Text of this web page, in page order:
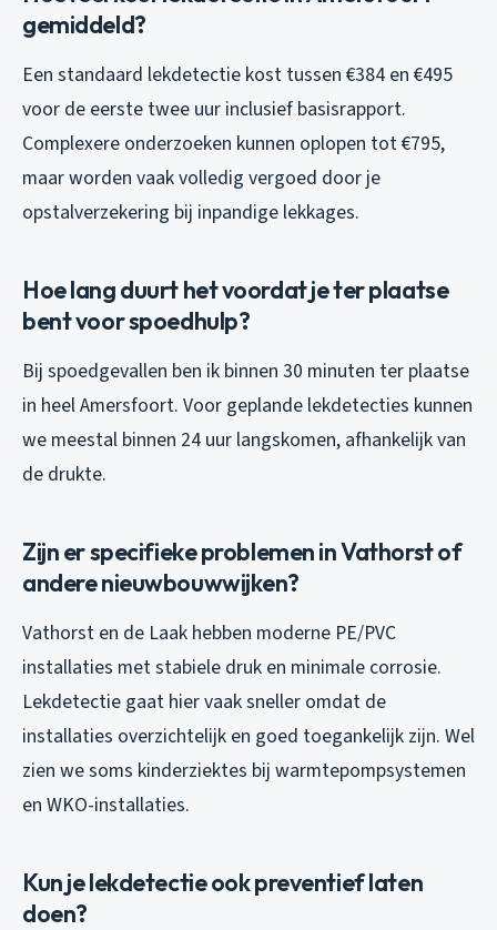
gemiddeld?
Een standaard lekdetectie kost tussen €384 en €495
voor de eerste twee uur inclusief basisrapport.
Complexere onderzoeken kunnen oplopen tot €795,
maar worden vaak volledig vergoed door je
opstalverzekering bij inpandige lekkages.
Hoe lang duurt het voordat je ter plaatse
bent voor spoedhulp?
Bij spoedgevallen ben ik binnen 30 minuten ter plaatse
in heel Amersfoort. Voor geplande lekdetecties kunnen
we meestal binnen 24 uur langskomen, afhankelijk van
de drukte.
Zijn er specifieke problemen in Vathorst of
andere nieuwbouwwijken?
Vathorst en de Laak hebben moderne PE/PVC
installaties met stabiele druk en minimale corrosie.
Lekdetectie gaat hier vaak sneller omdat de
installaties overzichtelijk en goed toegankelijk zijn. Wel
zien we soms kinderziektes bij warmtepompsystemen
en WKO-installaties.
Kun je lekdetectie ook preventief laten
doen?